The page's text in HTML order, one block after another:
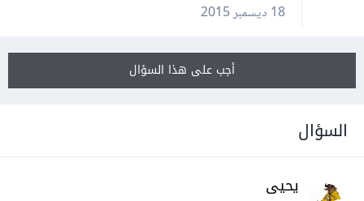
18 ديسمبر 2015
أجب على هذا السؤال
السؤال
يحيى